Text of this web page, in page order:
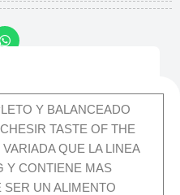
Y BALANCEADO
TASTE OF THE
QUE LA LINEA
Y CONTIENE MAS
SER UN ALIMENTO